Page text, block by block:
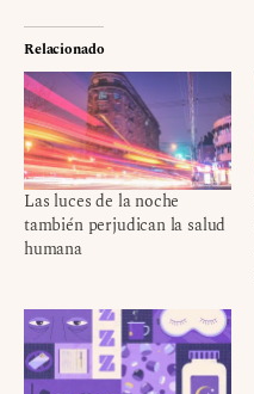
Relacionado
Las luces de la noche
también perjudican la salud
humana